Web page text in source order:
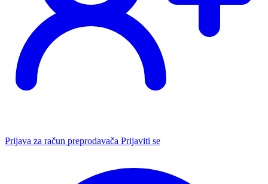
Prijava za račun preprodavača Prijaviti se